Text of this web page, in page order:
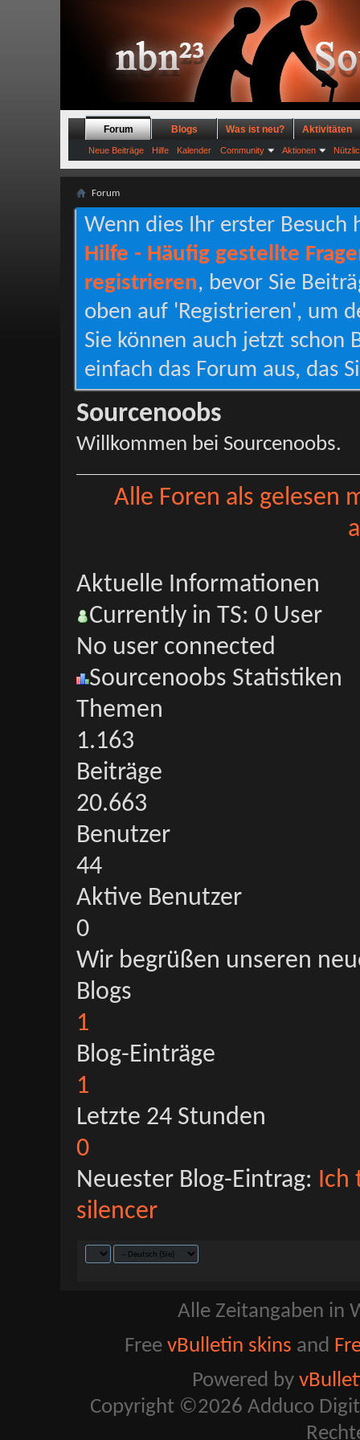
Forum
Neue Beiträge Hilfe Kalender Community Aktionen
Blogs Was ist neu? Aktivitäten
Forum
Wenn dies Ihr erster Besuch
Hilfe - Häufig gestellte
registrieren, bevor Sie
oben auf 'Registrieren', um
Sie können auch jetzt schon
einfach das Forum aus, das
Sourcenoobs
Willkommen bei Sourcenoobs.
Alle Foren als gelesen
Aktuelle Informationen
Currently in TS: 0 User
No user connected
Sourcenoobs Statistiken
Themen
1.163
Beiträge
20.663
Benutzer
44
Aktive Benutzer
0
Wir begrüßen unseren
Blogs
1
Blog-Einträge
1
Letzte 24 Stunden
0
Neuester Blog-Eintrag: Ich
silencer
Alle Zeitangaben in
Free vBulletin skins and
Powered by
Copyright ©2026 Adduco